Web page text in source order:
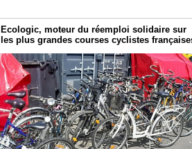
Ecologic, moteur du réemploi solidaire sur
les plus grandes courses cyclistes